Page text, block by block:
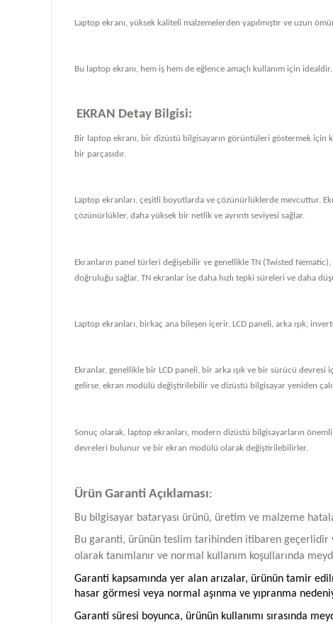
Laptop ekranı, yüksek kaliteli malzemelerden yapılmıştır ve uzun
Bu laptop ekranı, hem iş hem de eğlence amaçlı kullanım için
EKRAN Detay Bilgisi:
Bir laptop ekranı, bir dizüstü bilgisayarın görüntüleri göstermek için
bir parçasıdır.
Laptop ekranları, çeşitli boyutlarda ve çözünürlüklerde mevcuttur.
çözünürlükler, daha yüksek bir netlik ve ayrıntı seviyesi sağlar.
Ekranların panel türleri değişebilir ve genellikle TN (Twisted
doğruluğu sağlar, TN ekranlar ise daha hızlı tepki süreleri ve daha
Laptop ekranları, birkaç ana bileşen içerir. LCD paneli, arka ışık,
Ekranlar, genellikle bir LCD paneli, bir arka ışık ve bir sürücü
gelirse, ekran modülü değiştirilebilir ve dizüstü bilgisayar yeniden
Sonuç olarak, laptop ekranları, modern dizüstü bilgisayarların
devreleri bulunur ve bir ekran modülü olarak değiştirilebilirler.
Ürün Garanti Açıklaması:
Bu bilgisayar bataryası ürünü, üretim ve malzeme
Bu garanti, ürünün teslim tarihinden itibaren geçerlidir
olarak tanımlanır ve normal kullanım koşullarında
Garanti kapsamında yer alan arızalar, ürünün tamir
hasar görmesi veya normal aşınma ve yıpranma
Garanti süresi boyunca, ürünün kullanımı sırasında